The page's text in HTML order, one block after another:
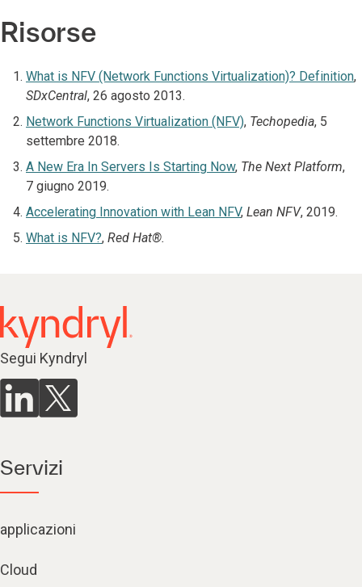
Risorse
What is NFV (Network Functions Virtualization)? Definition,
SDxCentral, 26 agosto 2013.
Network Functions Virtualization (NFV), Techopedia, 5
settembre 2018.
A New Era In Servers Is Starting Now, The Next Platform,
7 giugno 2019.
Accelerating Innovation with Lean NFV, Lean NFV, 2019.
What is NFV?, Red Hat®.
Segui Kyndryl
Servizi
applicazioni
Cloud